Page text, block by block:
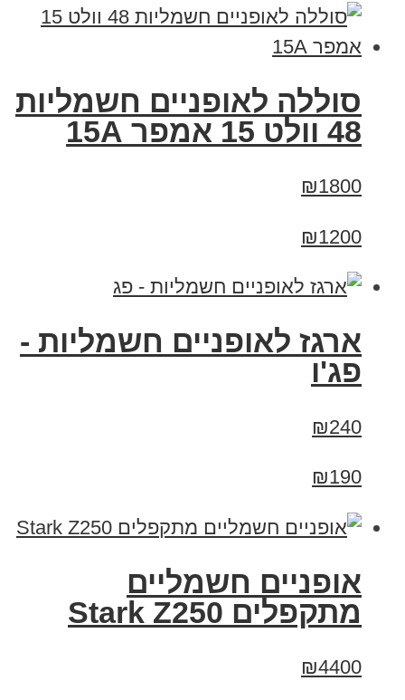
סוללה לאופניים חשמליות
48 וולט 15 אמפר 15A
₪1800
₪1200
ארגז לאופניים חשמליות -
פג'ו
₪240
₪190
‏אופניים חשמליים
‏מתקפלים Stark Z250
₪4400